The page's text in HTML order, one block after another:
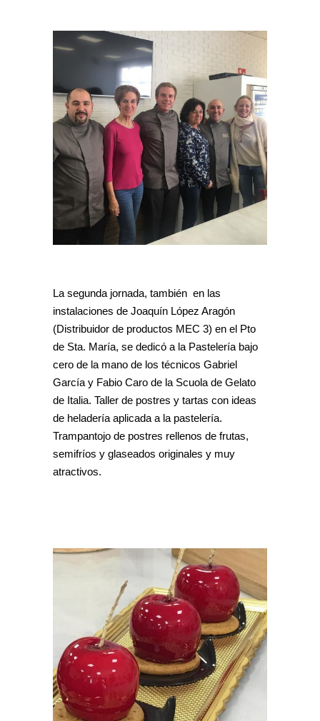
La segunda jornada, también en las
instalaciones de Joaquín López Aragón
(Distribuidor de productos MEC 3) en el Pto
de Sta. María, se dedicó a la Pastelería bajo
cero de la mano de los técnicos Gabriel
García y Fabio Caro de la Scuola de Gelato
de Italia. Taller de postres y tartas con ideas
de heladería aplicada a la pastelería.
Trampantojo de postres rellenos de frutas,
semifríos y glaseados originales y muy
atractivos.